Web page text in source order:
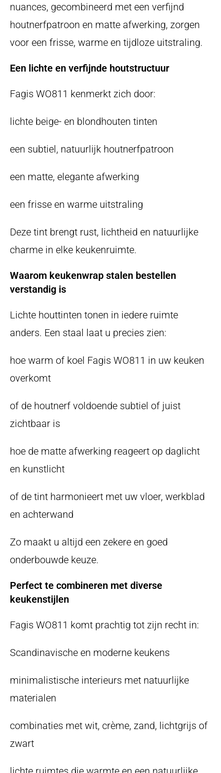
nuances, gecombineerd met een verfijnd
houtnerfpatroon en matte afwerking, zorgen
voor een frisse, warme en tijdloze uitstraling.
Een lichte en verfijnde houtstructuur
Fagis WO811 kenmerkt zich door:
lichte beige- en blondhouten tinten
een subtiel, natuurlijk houtnerfpatroon
een matte, elegante afwerking
een frisse en warme uitstraling
Deze tint brengt rust, lichtheid en natuurlijke
charme in elke keukenruimte.
Waarom keukenwrap stalen bestellen
verstandig is
Lichte houttinten tonen in iedere ruimte
anders. Een staal laat u precies zien:
hoe warm of koel Fagis WO811 in uw keuken
overkomt
of de houtnerf voldoende subtiel of juist
zichtbaar is
hoe de matte afwerking reageert op daglicht
en kunstlicht
of de tint harmonieert met uw vloer, werkblad
en achterwand
Zo maakt u altijd een zekere en goed
onderbouwde keuze.
Perfect te combineren met diverse
keukenstijlen
Fagis WO811 komt prachtig tot zijn recht in:
Scandinavische en moderne keukens
minimalistische interieurs met natuurlijke
materialen
combinaties met wit, crème, zand, lichtgrijs of
zwart